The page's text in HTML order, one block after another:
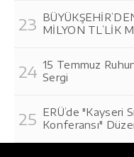
MİLYON TL’LİK
15 Temmuz
Sergi
ERÜ’de "Kayseri
Konferansı"